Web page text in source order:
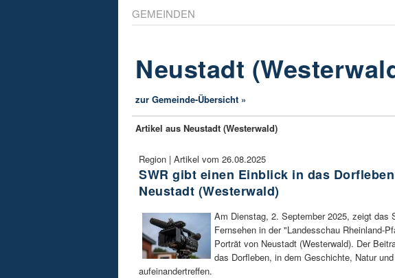
GEMEINDEN
Neustadt
zur Gemeinde-Übersicht »
Artikel aus Neustadt (Westerwald)
Region | Artikel vom 26.08.2025
SWR gibt einen Einblick in das
Neustadt (Westerwald)
Am Dienstag, 2. September 2025, zeigt das
Fernsehen in der "Landesschau Rheinland-
Porträt von Neustadt (Westerwald). Der
das Dorfleben, in dem Geschichte, Natur
aufeinandertreffen.